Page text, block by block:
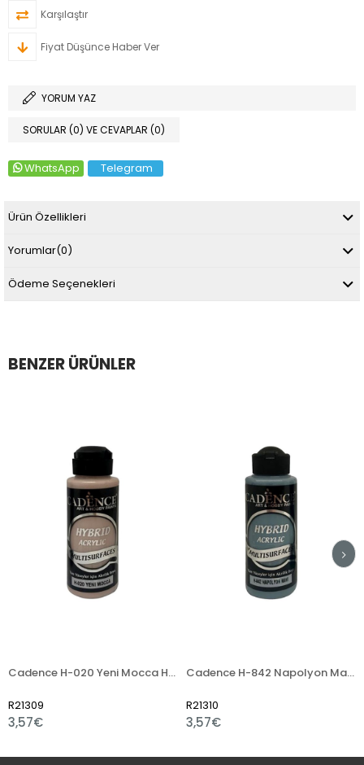
Karşılaştır
Fiyat Düşünce Haber Ver
YORUM YAZ
SORULAR (0) VE CEVAPLAR (0)
WhatsApp Telegram
Ürün Özellikleri
Yorumlar(0)
Ödeme Seçenekleri
BENZER ÜRÜNLER
Cadence H-020 Yeni Mocca Hybrid Akrilik Boya 120ml Cadence H-842 Napolyon Mavi Hybrid Akrilik Boya 120ml
R21310
3,57€